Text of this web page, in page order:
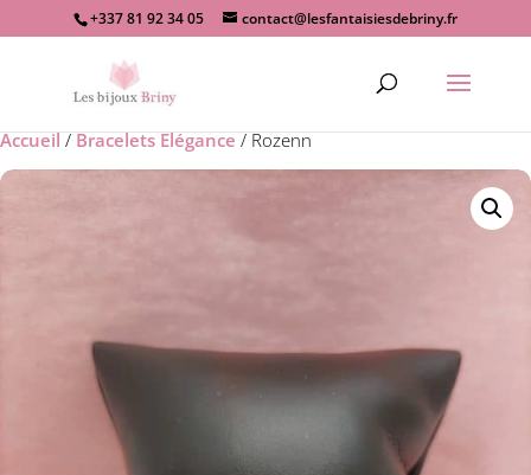
+337 81 92 34 05 contact@lesfantaisiesdebriny.fr
Accueil/Bracelets Elégance/ Rozenn